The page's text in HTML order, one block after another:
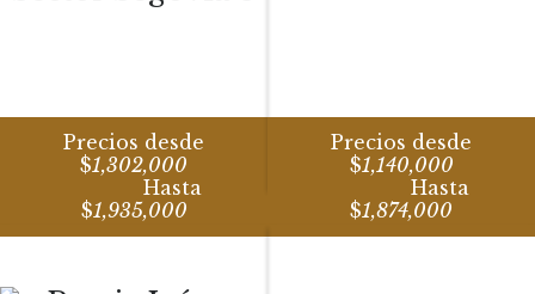
Precios desde
$1,302,000
Hasta
$1,935,000
Precios desde
$1,140,000
Hasta
$1,874,000